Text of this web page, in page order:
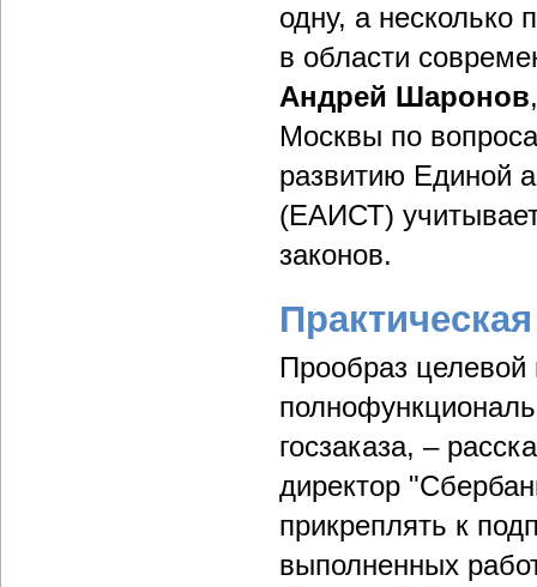
одну, а несколько
в области
Андрей Шаронов
Москвы по
развитию Единой
(ЕАИСТ)
законов.
Прообраз целевой
госзаказа, –
директор
прикреплять к
выполненных